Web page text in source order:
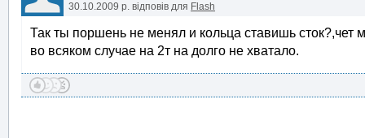
30.10.2009 р. відповів для Flash
Так ты поршень не менял и кольца ставишь сток?,чет
во всяком случае на 2т на долго не хватало.